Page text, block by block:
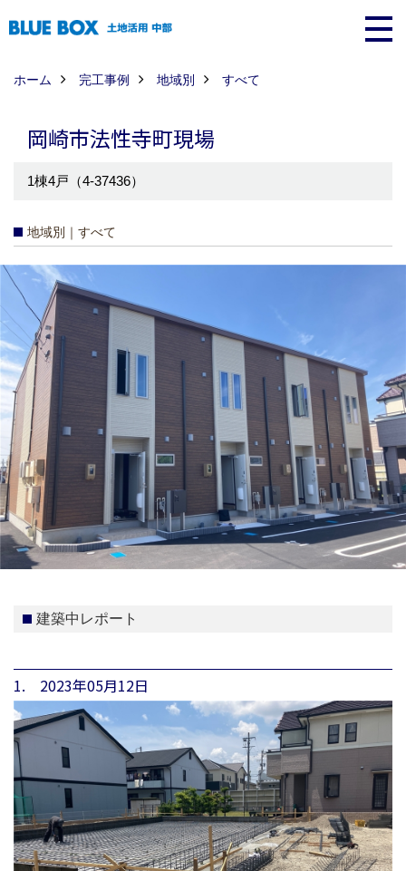
ホーム 完工事例 地域別 すべて
岡崎市法性寺町現場
1棟4戸（4-37436）
地域別｜すべて
建築中レポート
1. 2023年05月12日